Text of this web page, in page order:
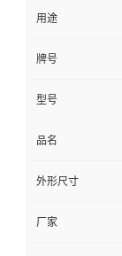
用途
牌号
型号
品名
外形尺寸
厂家